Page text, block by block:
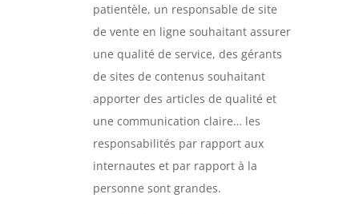
patientèle, un responsable de site
de vente en ligne souhaitant assurer
une qualité de service, des gérants
de sites de contenus souhaitant
apporter des articles de qualité et
une communication claire… les
responsabilités par rapport aux
internautes et par rapport à la
personne sont grandes.